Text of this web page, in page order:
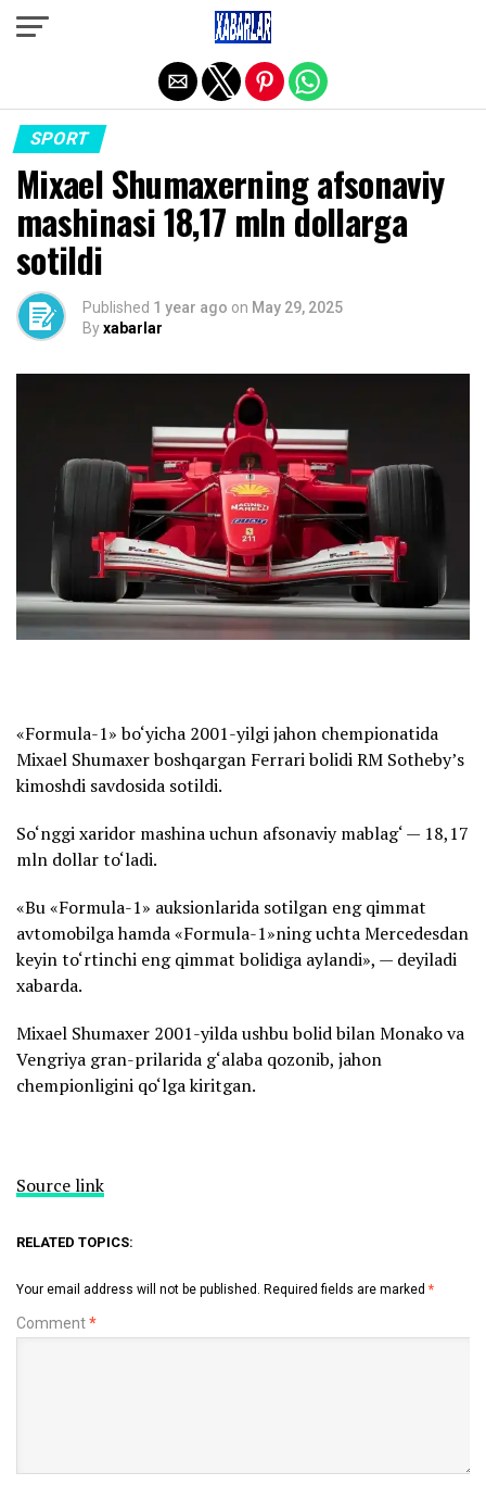
SPORT
Mixael Shumaxerning afsonaviy
mashinasi 18,17 mln dollarga
sotildi
Published 1 year ago on May 29, 2025
Byxabarlar
«Formula-1» bo‘yicha 2001-yilgi jahon chempionatida
Mixael Shumaxer boshqargan Ferrari bolidi RM Sotheby’s
kimoshdi savdosida sotildi.
So‘nggi xaridor mashina uchun afsonaviy mablag‘ — 18,17
mln dollar to‘ladi.
«Bu «Formula-1» auksionlarida sotilgan eng qimmat
avtomobilga hamda «Formula-1»ning uchta Mercedesdan
keyin to‘rtinchi eng qimmat bolidiga aylandi», — deyiladi
xabarda.
Mixael Shumaxer 2001-yilda ushbu bolid bilan Monako va
Vengriya gran-prilarida g‘alaba qozonib, jahon
chempionligini qo‘lga kiritgan.
Source link
RELATED TOPICS:
Your email address will not be published. Required fields are marked *
Comment*
Exit mobile version